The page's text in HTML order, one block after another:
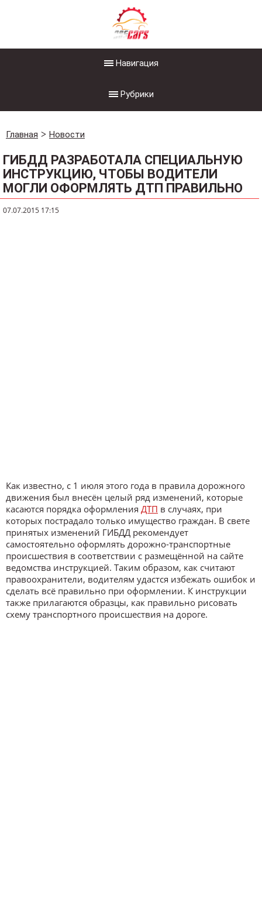
Навигация
Рубрики
Главная Новости
ГИБДД РАЗРАБОТАЛА СПЕЦИАЛЬНУЮ
ИНСТРУКЦИЮ, ЧТОБЫ ВОДИТЕЛИ
МОГЛИ ОФОРМЛЯТЬ ДТП ПРАВИЛЬНО
07.07.2015 17:15
Как известно, с 1 июля этого года в правила дорожного
движения был внесён целый ряд изменений, которые
касаются порядка оформления ДТП в случаях, при
которых пострадало только имущество граждан. В свете
принятых изменений ГИБДД рекомендует
самостоятельно оформлять дорожно-транспортные
происшествия в соответствии с размещённой на сайте
ведомства инструкцией. Таким образом, как считают
правоохранители, водителям удастся избежать ошибок и
сделать всё правильно при оформлении. К инструкции
также прилагаются образцы, как правильно рисовать
схему транспортного происшествия на дороге.